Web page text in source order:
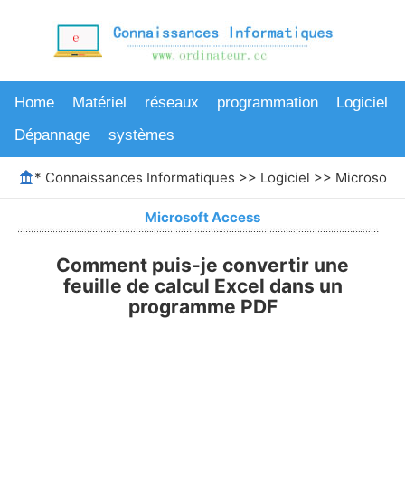
Home Matériel réseaux programmation
Logiciel
Dépannage
systèmes
* Connaissances Informatiques >> Logiciel >> Microsoft
Microsoft Access
Comment puis-je convertir une
feuille de calcul Excel dans un
programme PDF